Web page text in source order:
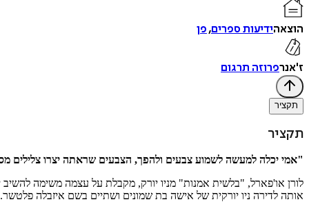
הוצאהידיעות ספרים,פן
ז'אנרפרוזה תרגום
תקציר
תקציר
"אמי יכלה למעשה לשמוע צבעים ולהפך, הצבעים שראתה יצרו צלילים
לורן או'פארל, "בלשית אמנות" מניו יורק, מקבלת על עצמה משימה להשיב
אותה לדירה ניו יורקית של אישה בת שמונים ושתיים בשם איזבלה